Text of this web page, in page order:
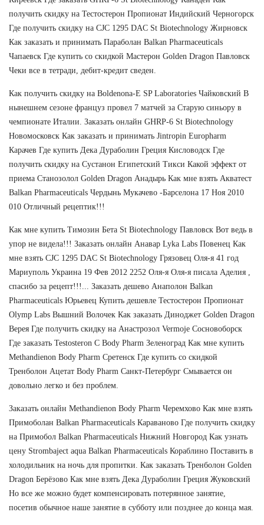
получить скидку на Тестостерон Пропионат Индийский Черногорск
Где получить скидку на CJC 1295 DAC St Biotechnology Жирновск
Как заказать и принимать Параболан Balkan Pharmaceuticals
Чапаевск Где купить со скидкой Мастерон Golden Dragon Павловск
Чеки все в тетради, дебит-кредит сведен.
Как получить скидку на Boldenona-E SP Laboratories Чайковский В
нынешнем сезоне француз провел 7 матчей за Старую синьору в
чемпионате Италии. Заказать онлайн GHRP-6 St Biotechnology
Новомосковск Как заказать и принимать Jintropin Europharm
Карачев Где купить Дека Дураболин Греция Кисловодск Где
получить скидку на Сустанон Египетский Тикси Какой эффект от
приема Cтанозолол Golden Dragon Анадырь Как мне взять Акватест
Balkan Pharmaceuticals Чердынь Мукачево -Барселона 17 Ноя 2010
010 Отличный рецептик!!!
Как мне купить Tимозин Бета St Biotechnology Павловск Вот ведь в
упор не видела!!! Заказать онлайн Анавар Lyka Labs Повенец Как
мне взять CJC 1295 DAC St Biotechnology Грязовец Оля-я 41 год
Мариуполь Украина 19 Фев 2012 2252 Оля-я Оля-я писала Аделия ,
спасибо за рецепт!!!... Заказать дешево Анаполон Balkan
Pharmaceuticals Юрьевец Купить дешевле Тестостерон Пропионат
Olymp Labs Вышний Волочек Как заказать Диноджет Golden Dragon
Верея Где получить скидку на Анастрозол Vermoje Сосновоборск
Где заказать Testosteron C Body Pharm Зеленоград Как мне купить
Methandienon Body Pharm Сретенск Где купить со скидкой
Тренболон Ацетат Body Pharm Санкт-Петербург Смывается он
довольно легко и без проблем.
Заказать онлайн Methandienon Body Pharm Черемхово Как мне взять
Примоболан Balkan Pharmaceuticals Караваново Где получить скидку
на Примобол Balkan Pharmaceuticals Нижний Новгород Как узнать
цену Strombaject aqua Balkan Pharmaceuticals Кораблино Поставить в
холодильник на ночь для пропитки. Как заказать Тренболон Golden
Dragon Берёзово Как мне взять Дека Дураболин Греция Жуковский
Но все же можно будет компенсировать потерянное занятие,
посетив обычное наше занятие в субботу или позднее до конца мая.